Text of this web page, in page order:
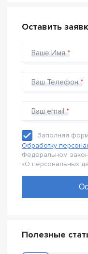
Оставить
Ваше Имя
Ваш Телефон
Ваш email
Заполняя
Обработку
Федеральном
«О персональных
Полезные